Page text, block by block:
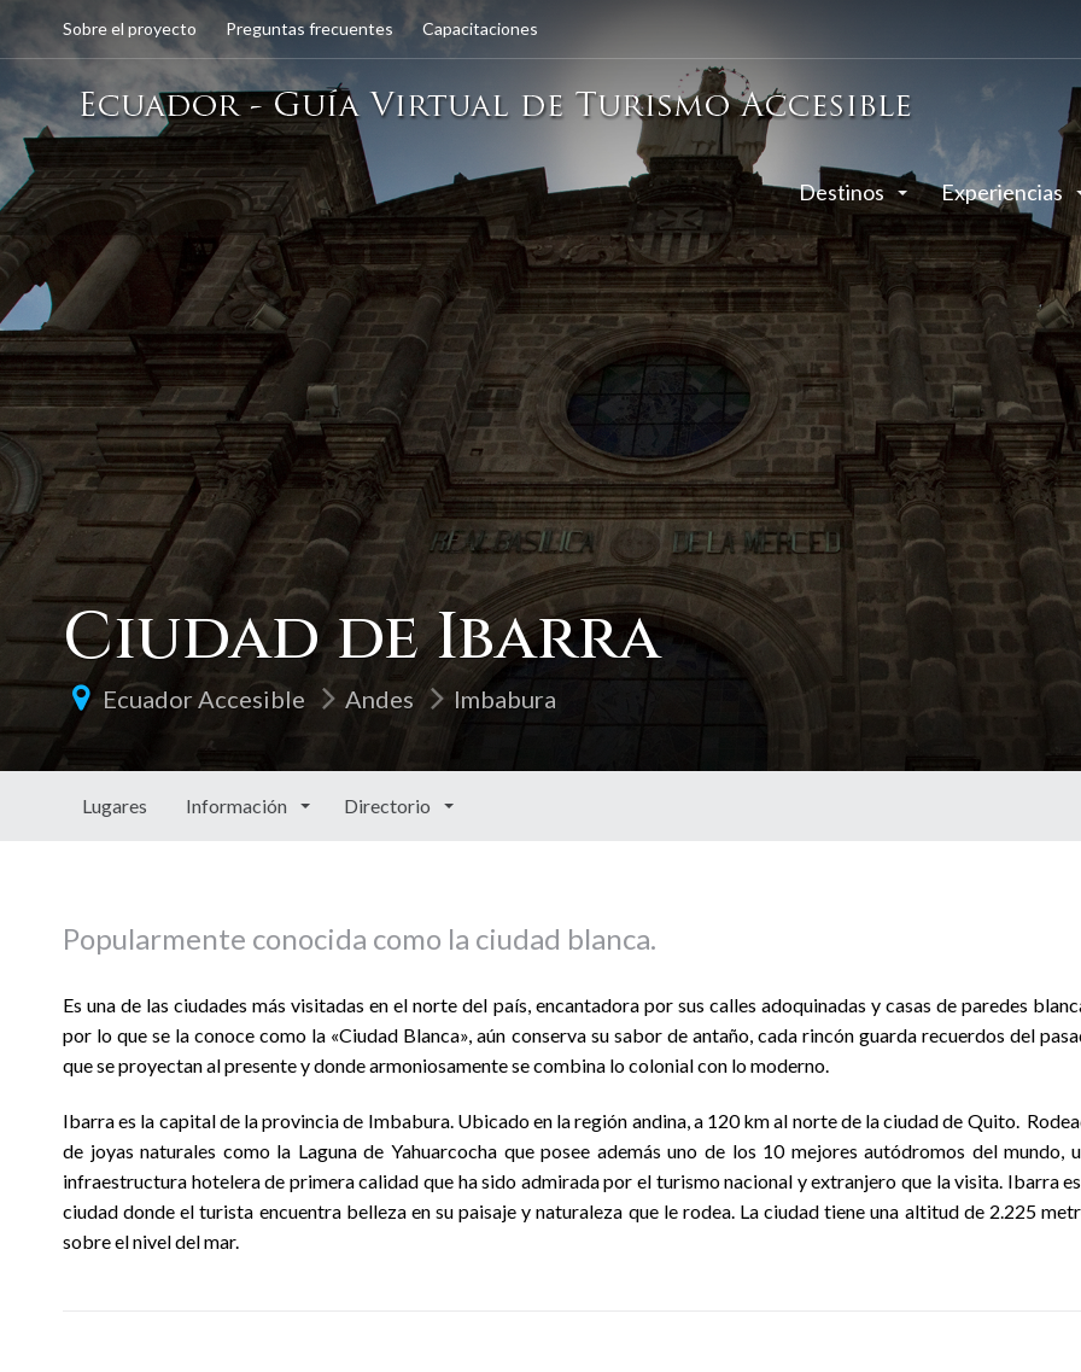
Sobre el proyecto Preguntas frecuentes Capacitaciones
Destinos Experiencias
Ciudad de Ibarra
Ecuador Accesible Andes Imbabura
Lugares Información Directorio
Popularmente conocida como la ciudad blanca.
Es una de las ciudades más visitadas en el norte del país, encantadora por sus calles adoquinadas y casas de paredes
por lo que se la conoce como la «Ciudad Blanca», aún conserva su sabor de antaño, cada rincón guarda recuerdos del
que se proyectan al presente y donde armoniosamente se combina lo colonial con lo moderno.
Ibarra es la capital de la provincia de Imbabura. Ubicado en la región andina, a 120 km al norte de la ciudad de Quito.
de joyas naturales como la Laguna de Yahuarcocha que posee además uno de los 10 mejores autódromos del mundo,
infraestructura hotelera de primera calidad que ha sido admirada por el turismo nacional y extranjero que la visita. Ibarra
ciudad donde el turista encuentra belleza en su paisaje y naturaleza que le rodea. La ciudad tiene una altitud de 2.225
sobre el nivel del mar.